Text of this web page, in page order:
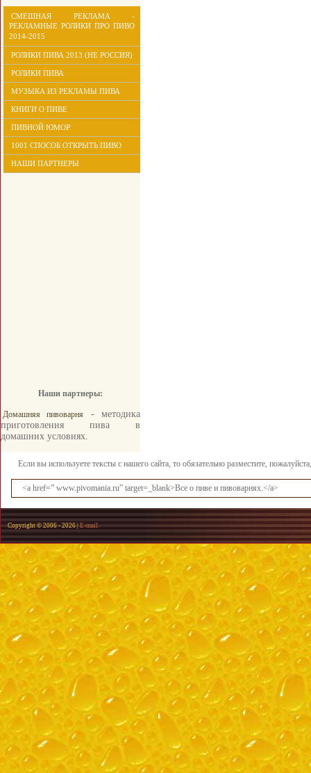
СМЕШНАЯ РЕКЛАМА -
РЕКЛАМНЫЕ РОЛИКИ ПРО ПИВО
2014-2015
РОЛИКИ ПИВА 2013 (НЕ РОССИЯ)
РОЛИКИ ПИВА
МУЗЫКА ИЗ РЕКЛАМЫ ПИВА
КНИГИ О ПИВЕ
ПИВНОЙ ЮМОР
1001 СПОСОБ ОТКРЫТЬ ПИВО
НАШИ ПАРТНЕРЫ
Наши партнеры:
Домашняя пивоварня
- методика
приготовления пива в
домашних условиях.
Если вы используете тексты с нашего сайта, то обязательно разместите,
<a href=” www.pivomania.ru” target=_blank>Все о пиве и пивоварнях.</a>
Copyright © 2006 -2026 |E-mail